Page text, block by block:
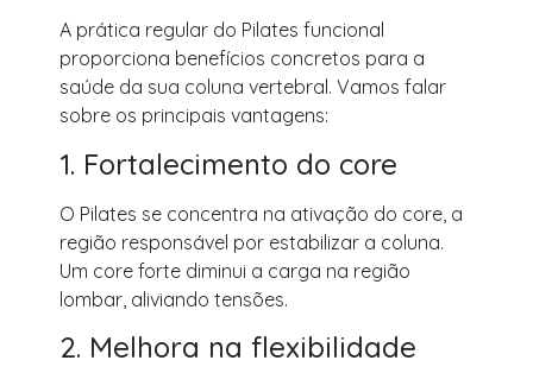
A prática regular do Pilates funcional
proporciona benefícios concretos para a
saúde da sua coluna vertebral. Vamos falar
sobre os principais vantagens:
1. Fortalecimento do core
O Pilates se concentra na ativação do core, a
região responsável por estabilizar a coluna.
Um core forte diminui a carga na região
lombar, aliviando tensões.
2. Melhora na flexibilidade